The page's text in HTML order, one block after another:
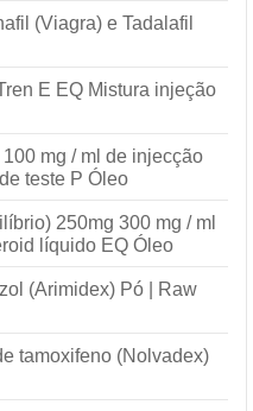
(Viagra) e Tadalafil
E EQ Mistura injeção
mg / ml de injecção
teste P Óleo
250mg 300 mg / ml
líquido EQ Óleo
(Arimidex) Pó | Raw
tamoxifeno (Nolvadex)